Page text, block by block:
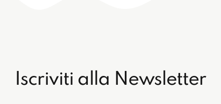
Iscriviti alla Newsletter